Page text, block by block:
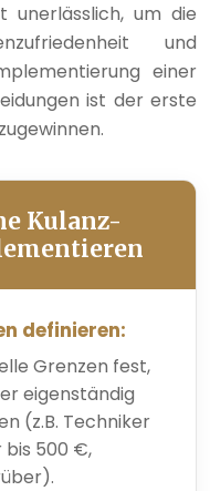
unerlässlich, um die
und
einer
ist der erste
Kulanz-
definieren:
Grenzen fest,
eigenständig
(z.B. Techniker
bis 500 €,